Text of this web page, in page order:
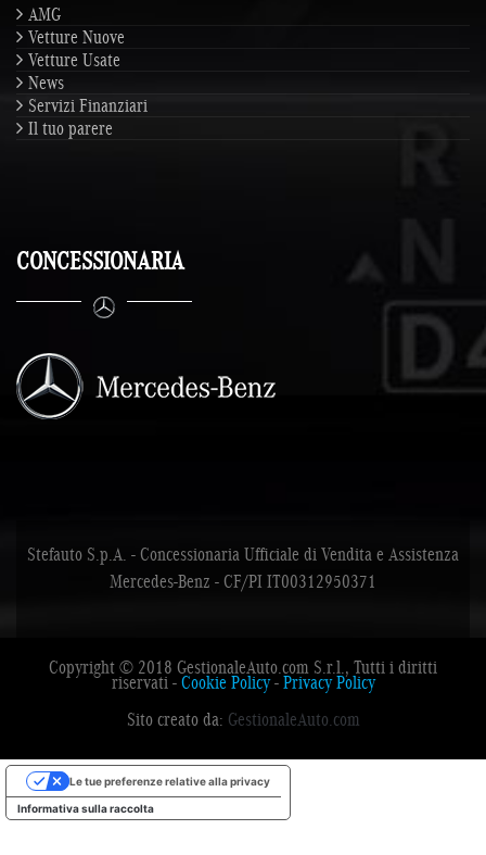
AMG
Vetture Nuove
Vetture Usate
News
Servizi Finanziari
Il tuo parere
CONCESSIONARIA
Stefauto S.p.A. - Concessionaria Ufficiale di Vendita e Assistenza
Mercedes-Benz - CF/PI IT00312950371
Copyright © 2018 GestionaleAuto.com S.r.l., Tutti i diritti
riservati -Cookie Policy-Privacy Policy
Sito creato da: GestionaleAuto.com
Informativa sulla raccolta
Le tue preferenze relative alla privacy